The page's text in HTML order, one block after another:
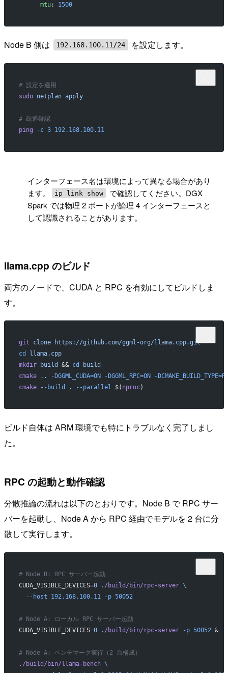
      mtu
: 1500
Node B 側は 192.168.100.11/24 を設定します。
# 設定を適用
sudo netplan apply
# 疎通確認
ping -c 3 192.168.100.11
インターフェース名は環境によって異なる場合があり
ます。
ip link show
で確認してください。DGX
Spark では物理 2 ポートが論理 4 インターフェースと
して認識されることがあります。
llama.cpp のビルド
両方のノードで、CUDA と RPC を有効にしてビルドしま
す。
git clone https://github.com/ggml-org/llama.cpp.git
cd
llama.cpp
mkdir build && cd
build
cmake .. -DGGML_CUDA=ON -DGGML_RPC=ON -
cmake --build . --parallel $( nproc)
ビルド自体は ARM 環境でも特にトラブルなく完了しまし
た。
RPC の起動と動作確認
分散推論の流れは以下のとおりです。Node B で RPC サー
バーを起動し、Node A から RPC 経由でモデルを 2 台に分
散して実行します。
# Node B: RPC サーバー起動
CUDA_VISIBLE_DEVICES=0 ./build/bin/rpc-server \
  --host
192.168.100.11 -p 50052
# Node A: ローカル RPC サーバー起動
CUDA_VISIBLE_DEVICES=0 ./build/bin/rpc-server -p 50052 &
# Node A: ベンチマーク実行（2 台構成）
./build/bin/llama-bench \